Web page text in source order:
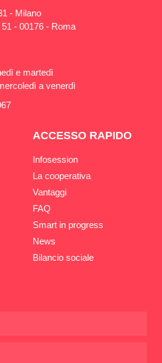
- Milano
- 00176 - Roma
e martedì
a venerdì
ACCESSO RAPIDO
Infosession
La cooperativa
Vantaggi
FAQ
Smart in progress
News
Bilancio sociale